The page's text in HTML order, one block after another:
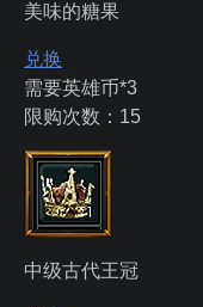
美味的糖果
兑换
需要英雄币*3
限购次数：15
中级古代王冠